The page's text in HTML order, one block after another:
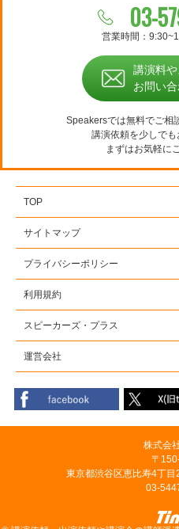
03-
営業時間：
講演料
お問い
Speakersでは無料でご相
講演依頼を少しでも
まずはお気軽に
TOP
サイトマップ
プライバシーポリシー
利用規約
スピーカーズ・プラス
運営会社
株式会
〒
東京都渋谷区恵比寿4丁
03-